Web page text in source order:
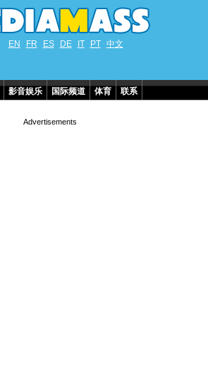
EN FR ES DE IT PT 中文
影音娱乐 国际频道 体育 联系